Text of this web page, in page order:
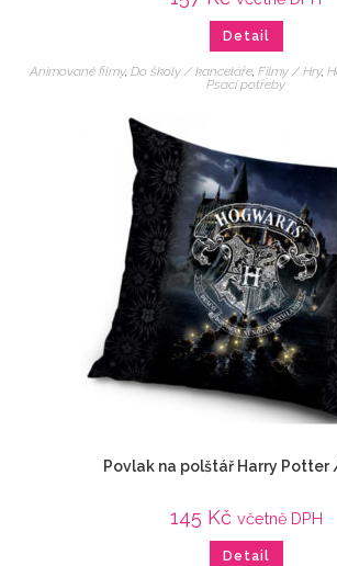
Detail
Animované filmy, Do školy / kanceláře, Filmy / Hry,
Psací potřeby
Povlak na polštář Harry Potter
145 Kč včetně DPH
Detail